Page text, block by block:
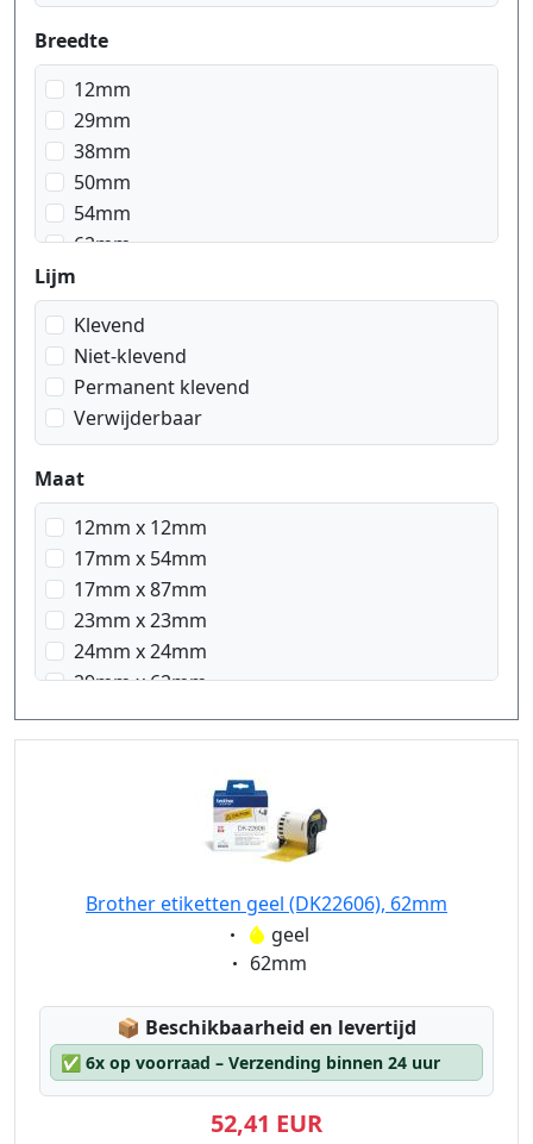
Breedte
12mm
29mm
38mm
50mm
54mm
62mm
103mm
Lijm
Klevend
Niet-klevend
Permanent klevend
Verwijderbaar
Maat
12mm x 12mm
17mm x 54mm
17mm x 87mm
23mm x 23mm
24mm x 24mm
29mm x 62mm
29mm x 90mm
38mm x 90mm
62mm x 100mm
103mm x 164mm
Brother etiketten geel (DK22606), 62mm
Eigenschaft:
geel
Eigenschaft:
62mm
📦 Lagerstatus:
Beschikbaarheid en levertijd
✅ 6x op voorraad – Verzending binnen 24 uur
52,41 EUR